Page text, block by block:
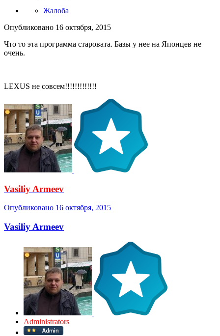
Жалоба
Опубликовано 16 октября, 2015
Что то эта программа старовата. Базы у нее на Японцев не
очень.
LEXUS не совсем!!!!!!!!!!!!!
Vasiliy Armeev
Опубликовано 16 октября, 2015
Vasiliy Armeev
Administrators